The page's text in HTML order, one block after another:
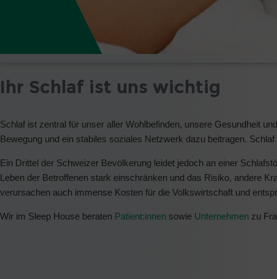
Ihr Schlaf ist uns wichtig
Schlaf ist zentral für unser aller Wohlbefinden, unsere Gesundheit
Bewegung und ein stabiles soziales Netzwerk dazu beitragen.
Ein Drittel der Schweizer Bevölkerung leidet jedoch an einer
Leben der Betroffenen stark einschränken und das Risiko, andere
verursachen auch immense Kosten für die Volkswirtschaft und
Wir im Sleep House beraten Patient:innen sowie Unternehmen zu